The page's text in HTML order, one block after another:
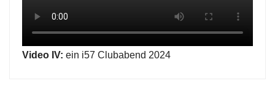
Video IV: ein i57 Clubabend 2024